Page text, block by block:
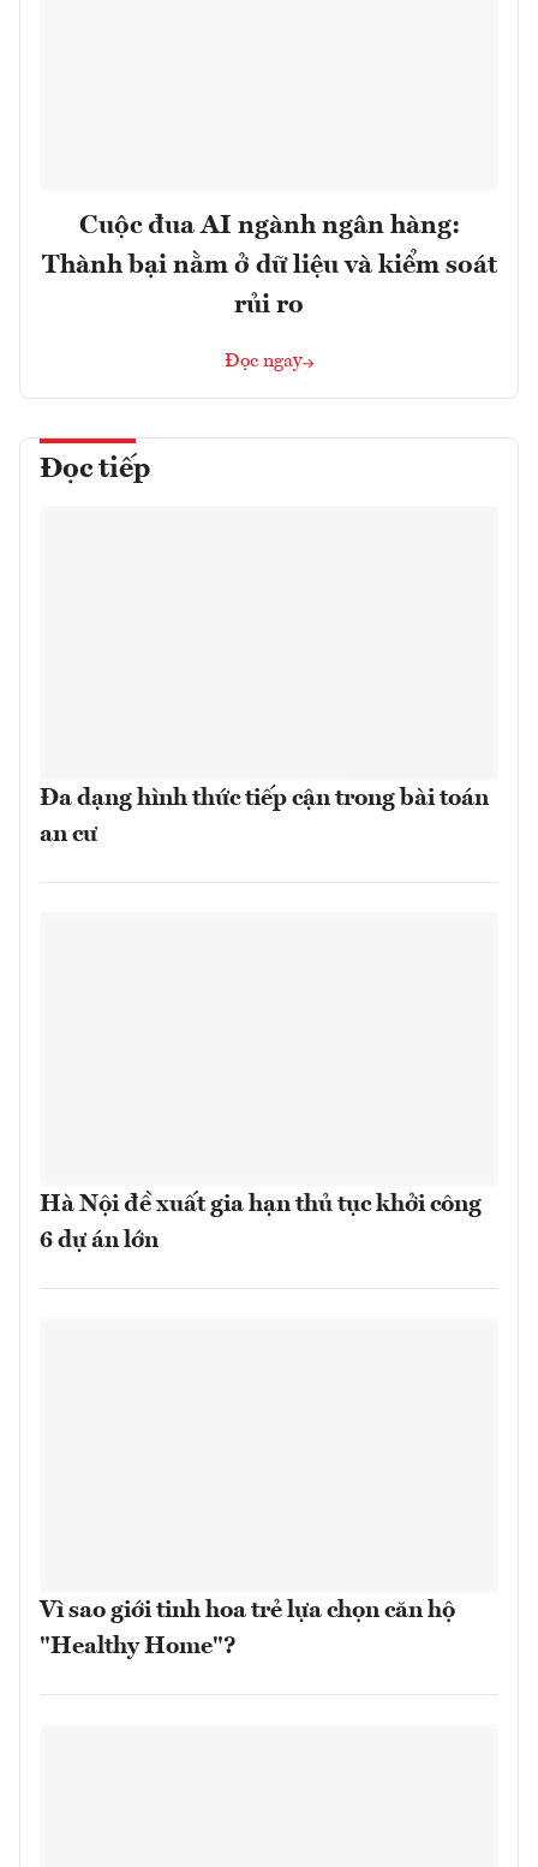
Cuộc đua AI ngành ngân hàng:
Thành bại nằm ở dữ liệu và kiểm soát
rủi ro
Đọc ngay
Đọc tiếp
Đa dạng hình thức tiếp cận trong bài toán
an cư
Hà Nội đề xuất gia hạn thủ tục khởi công
6 dự án lớn
Vì sao giới tinh hoa trẻ lựa chọn căn hộ
"Healthy Home"?